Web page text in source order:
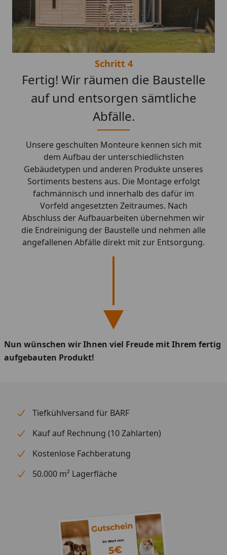
Schritt 4
Fertig! Wir räumen die Baustelle
auf und entsorgen sämtliche
Abfälle.
Unsere geschulten Monteure kennen sich mit
dem Aufbau der unterschiedlichsten
Gebäudetypen und anderen Produkte unseres
Sortiments bestens aus. Die Montage erfolgt
fachmännisch und innerhalb des dafür im
Vorfeld angesetzten Zeitraumes. Nach
Abschluss der Aufbauarbeiten übernehmen wir
die Endreinigung der Baustelle und nehmen alle
angefallenen Abfälle direkt mit zur Entsorgung.
Nun wünschen wir Ihnen viel Freude mit Ihrem fertig
aufgebauten Produkt!
Tiefkühlversand für BARF
Kauf auf Rechnung (10 Zahlarten)
Kostenlose Fachberatung
50.000 m² Lagerfläche